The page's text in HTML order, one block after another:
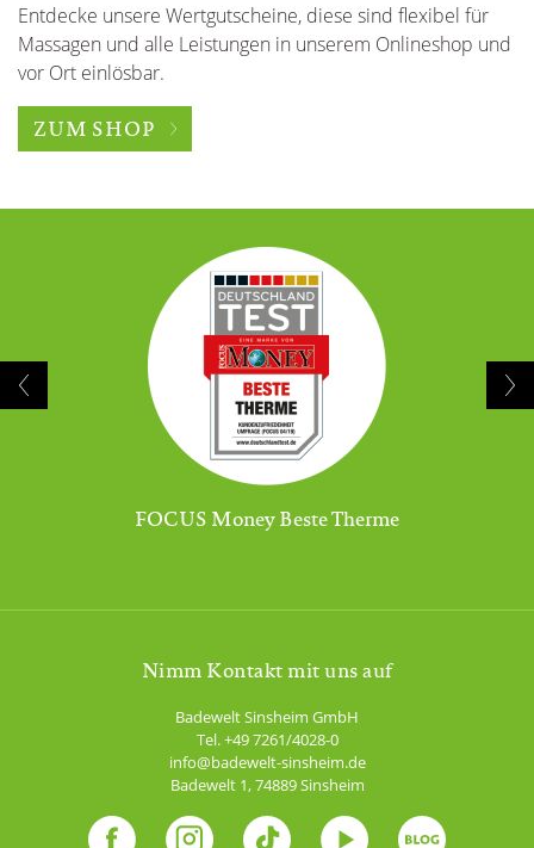
Entdecke unsere Wertgutscheine, diese sind flexibel für
Massagen und alle Leistungen in unserem Onlineshop und
vor Ort einlösbar.
ZUM SHOP
FOCUS Money Beste Therme
Nimm Kontakt mit uns auf
Badewelt Sinsheim GmbH
Tel.+49 7261/4028-0
info@badewelt-sinsheim.de
Badewelt 1,74889Sinsheim